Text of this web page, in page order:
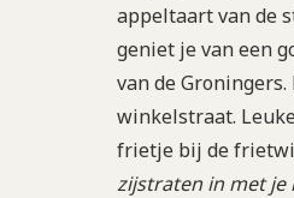
appeltaart van de
geniet je van een
van de
winkelstraat.
frietje bij de
zijstraten in met je